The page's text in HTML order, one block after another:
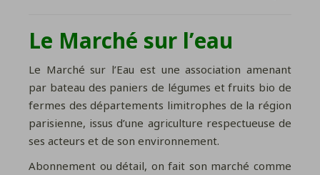
Le Marché sur l’eau
Le Marché sur l’Eau est une association amenant
par bateau des paniers de légumes et fruits bio de
fermes des départements limitrophes de la région
parisienne, issus d’une agriculture respectueuse de
ses acteurs et de son environnement.
Abonnement ou détail, on fait son marché comme